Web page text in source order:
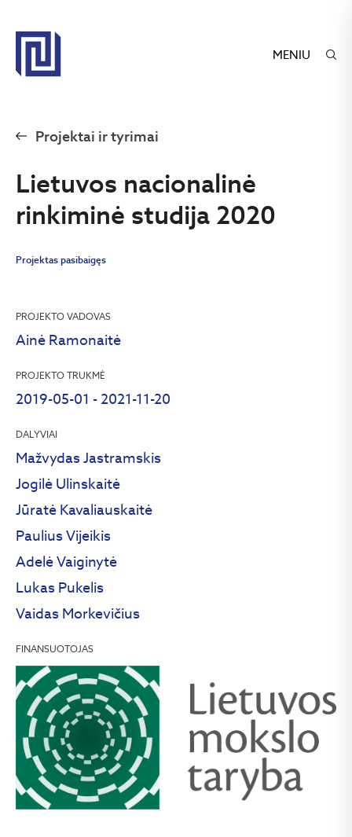
MENIU
Projektai ir tyrimai
Lietuvos nacionalinė
rinkiminė studija 2020
Projektas pasibaigęs
PROJEKTO VADOVAS
Ainė Ramonaitė
PROJEKTO TRUKMĖ
2019-05-01 - 2021-11-20
DALYVIAI
Mažvydas Jastramskis
Jogilė Ulinskaitė
Jūratė Kavaliauskaitė
Paulius Vijeikis
Adelė Vaiginytė
Lukas Pukelis
Vaidas Morkevičius
FINANSUOTOJAS